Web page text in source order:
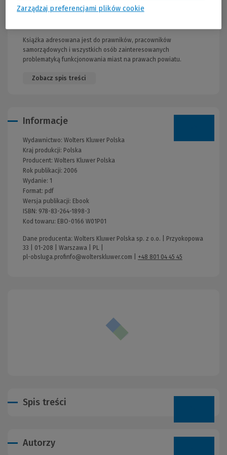
Książka adresowana jest do prawników, pracowników
samorządowych i wszystkich osób zainteresowanych
problematyką funkcjonowania miast na prawach powiatu.
Zobacz spis treści
Informacje
Wydawnictwo: Wolters Kluwer Polska
Kraj produkcji: Polska
Producent: Wolters Kluwer Polska
Rok publikacji: 2006
Wydanie: 1
Format: pdf
Wersja publikacji: Ebook
ISBN: 978-83-264-1898-3
Kod towaru: EBO-0166 W01P01
Dane producenta: Wolters Kluwer Polska sp. z o.o. | Przyokopowa
33 | 01-208 | Warszawa | PL |
pl-obsluga.profinfo@wolterskluwer.com
+48 801 04 45 45
Spis treści
Autorzy
Zarządzaj preferencjami plików cookie